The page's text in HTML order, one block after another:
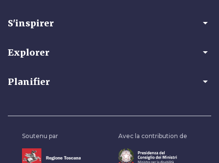
S'inspirer arrow_drop_down
Explorer arrow_drop_down
Planifier arrow_drop_down
Soutenu par Avec la contribution de